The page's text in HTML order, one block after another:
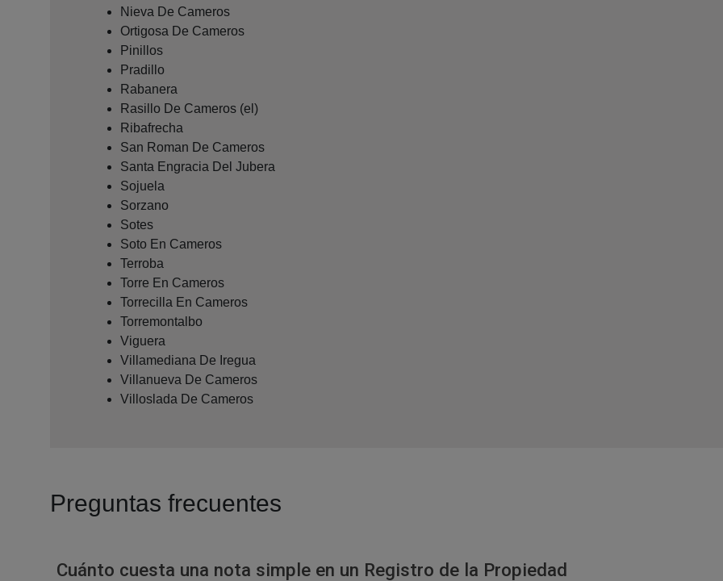
Nieva De Cameros
Ortigosa De Cameros
Pinillos
Pradillo
Rabanera
Rasillo De Cameros (el)
Ribafrecha
San Roman De Cameros
Santa Engracia Del Jubera
Sojuela
Sorzano
Sotes
Soto En Cameros
Terroba
Torre En Cameros
Torrecilla En Cameros
Torremontalbo
Viguera
Villamediana De Iregua
Villanueva De Cameros
Villoslada De Cameros
Preguntas frecuentes
Cuánto cuesta una nota simple en un Registro de la Propiedad